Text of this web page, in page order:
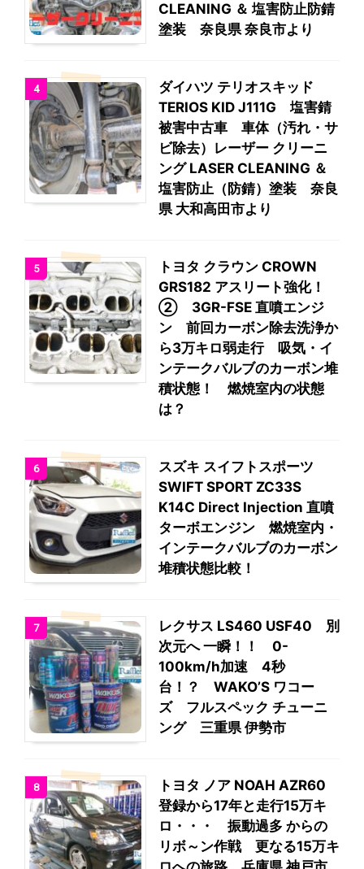
CLEANING ＆ 塩害防止防錆
塗装 奈良県 奈良市より
4
ダイハツ テリオスキッド
TERIOS KID J111G 塩害錆
被害中古車 車体（汚れ・サ
ビ除去）レーザー クリーニ
ング LASER CLEANING ＆
塩害防止（防錆）塗装 奈良
県 大和高田市より
5
トヨタ クラウン CROWN
GRS182 アスリート強化！
② 3GR-FSE 直噴エンジ
ン 前回カーボン除去洗浄か
ら3万キロ弱走行 吸気・イ
ンテークバルブのカーボン堆
積状態！ 燃焼室内の状態
は？
6
スズキ スイフトスポーツ
SWIFT SPORT ZC33S
K14C Direct Injection 直噴
ターボエンジン 燃焼室内・
インテークバルブのカーボン
堆積状態比較！
7
レクサス LS460 USF40 別
次元へ 一瞬！！ 0-
100km/h加速 4秒
台！？ WAKO’S ワコー
ズ フルスペック チューニ
ング 三重県 伊勢市
8
トヨタ ノア NOAH AZR60
登録から17年と走行15万キ
ロ・・・ 振動過多 からの
リボ～ン作戦 更なる15万キ